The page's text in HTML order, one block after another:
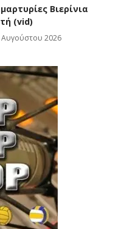
Βιερίνια
(vid)
Αυγούστου 2026